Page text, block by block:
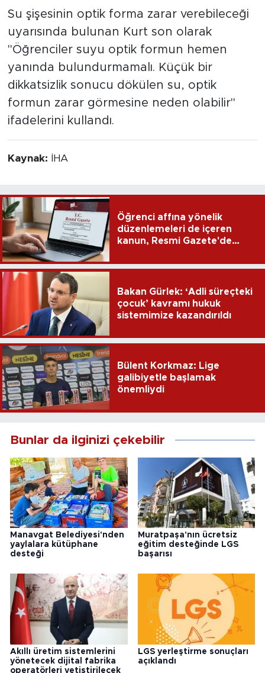
Su şişesinin optik forma zarar verebileceği
uyarısında bulunan Kurt son olarak
"Öğrenciler suyu optik formun hemen
yanında bulundurmamalı. Küçük bir
dikkatsizlik sonucu dökülen su, optik
formun zarar görmesine neden olabilir"
ifadelerini kullandı.
Kaynak: İHA
Öğrenci affına yönelik
düzenlemeleri de içeren
kanun, Resmi Gazete'de
Bakan Gürlek: ‘Adli süreçteki
çocuk’ kavramı hukuk
sistemimize kazandırıldı
Bülent Korkmaz: Lige
galibiyetle başlamak
önemliydi
Bunlar da ilginizi çekebilir
Manavgat Belediyesi'nden
yaylalara kütüphane
desteği
Muratpaşa'nın ücretsiz
eğitim desteğinde LGS
başarısı
Akıllı üretim sistemlerini
yönetecek dijital fabrika
operatörleri yetiştirilecek
LGS yerleştirme sonuçları
açıklandı